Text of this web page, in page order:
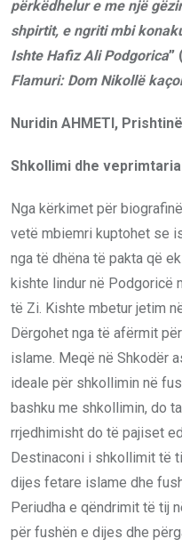
përkëdhelur e me një
shpirtit, e ngriti mbi
Ishte Hafiz Ali Podgorica”
Flamuri: Dom Nikollë
Nuridin AHMETI, Prishtinë
Shkollimi dhe veprimtaria
Nga kërkimet për
vetë mbiemri kuptohet se
nga të dhëna të pakta që
kishte lindur në Podgoricë
të Zi. Kishte mbetur jetim
Dërgohet nga të afërmit
islame. Meqë në Shkodër
ideale për shkollimin në
bashku me shkollimin, do
rrjedhimisht do të pajiset
Destinaconi i shkollimit të
dijes fetare islame dhe
Periudha e qëndrimit të tij
për fushën e dijes dhe